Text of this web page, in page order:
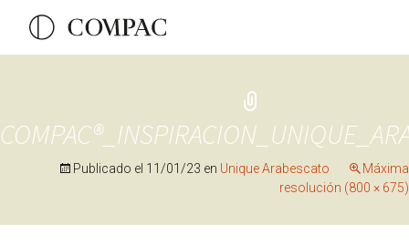
Publicado el 11/01/23 en Unique Arabescato
Máxima
resolución (800 × 675)